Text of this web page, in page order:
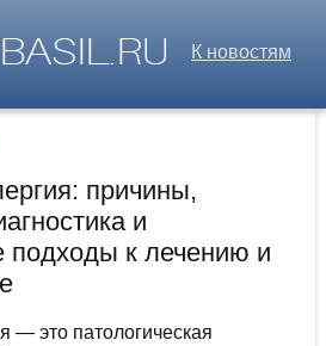
К новостям
причины,
и
подходы к лечению и
— это патологическая